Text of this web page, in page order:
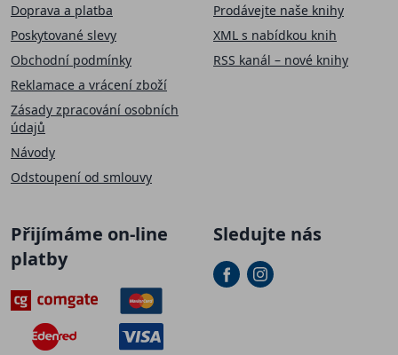
Doprava a platba
Poskytované slevy
Obchodní podmínky
Reklamace a vrácení zboží
Zásady zpracování osobních
údajů
Návody
Odstoupení od smlouvy
Prodávejte naše knihy
XML s nabídkou knih
RSS kanál – nové knihy
Přijímáme on-line
platby
Sledujte nás